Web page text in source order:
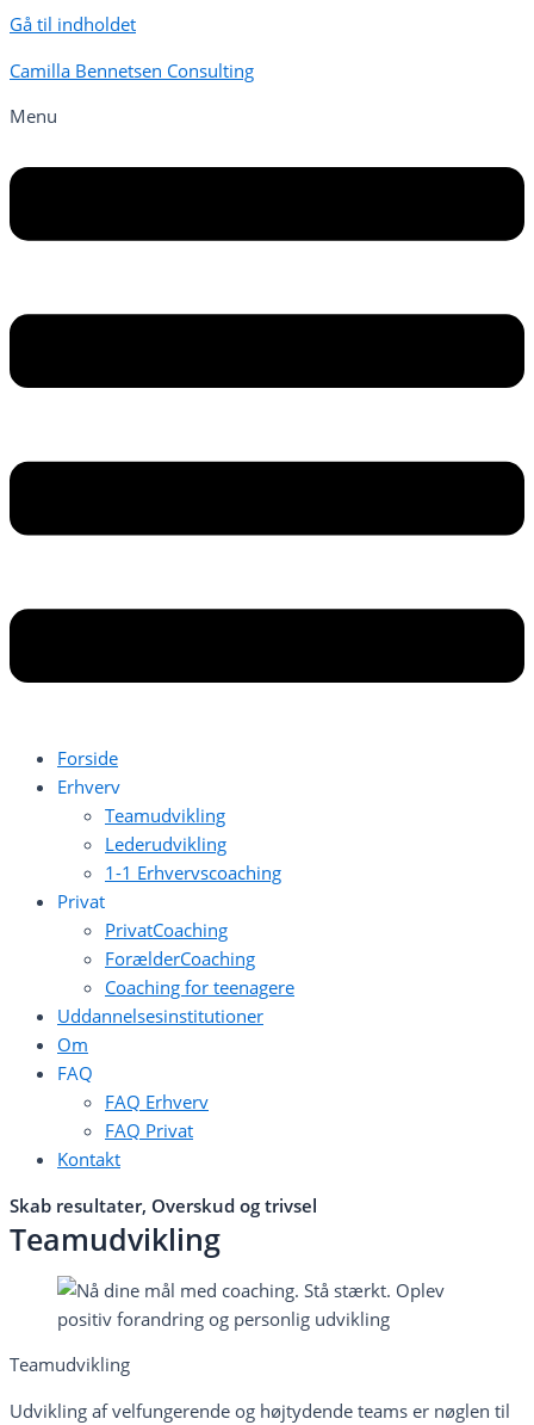
Gå til indholdet
Camilla Bennetsen Consulting
Menu
Forside
Erhverv
Teamudvikling
Lederudvikling
1-1 Erhvervscoaching
Privat
PrivatCoaching
ForælderCoaching
Coaching for teenagere
Uddannelsesinstitutioner
Om
FAQ
FAQ Erhverv
FAQ Privat
Kontakt
Skab resultater, Overskud og trivsel
Teamudvikling
Teamudvikling
Udvikling af velfungerende og højtydende teams er nøglen til